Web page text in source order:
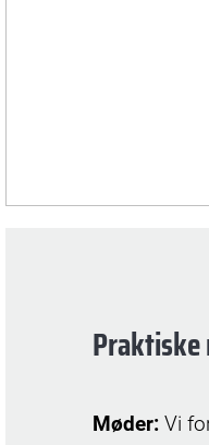
Møder: Vi